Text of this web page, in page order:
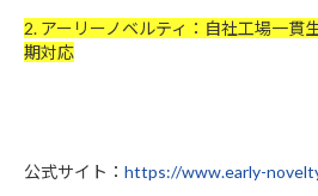
2. アーリーノベルティ：自社工場一貫
期対応
公式サイト： https://www.early-